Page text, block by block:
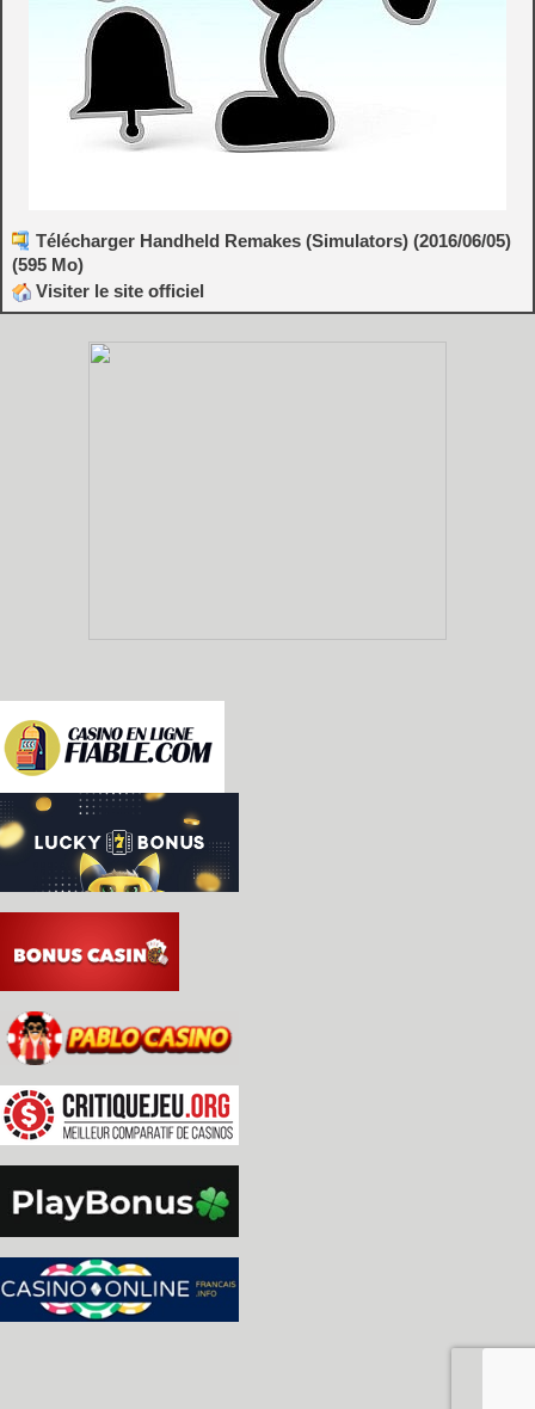
Télécharger Handheld Remakes (Simulators) (2016/06/05)
(595 Mo)
Visiter le site officiel